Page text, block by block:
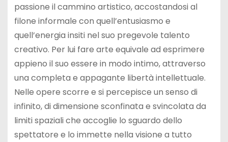
passione il cammino artistico, accostandosi al
filone informale con quell’entusiasmo e
quell’energia insiti nel suo pregevole talento
creativo. Per lui fare arte equivale ad esprimere
appieno il suo essere in modo intimo, attraverso
una completa e appagante libertà intellettuale.
Nelle opere scorre e si percepisce un senso di
infinito, di dimensione sconfinata e svincolata da
limiti spaziali che accoglie lo sguardo dello
spettatore e lo immette nella visione a tutto